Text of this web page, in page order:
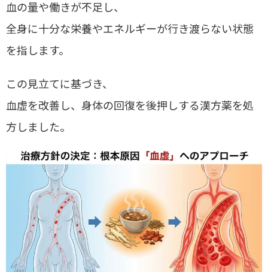
血の量や働きが不足し、
全身に十分な栄養やエネルギーが行き渡らない状態
を指します。
この見立てに基づき、
血虚を改善し、身体の回復を後押しする漢方薬を処
方しました。